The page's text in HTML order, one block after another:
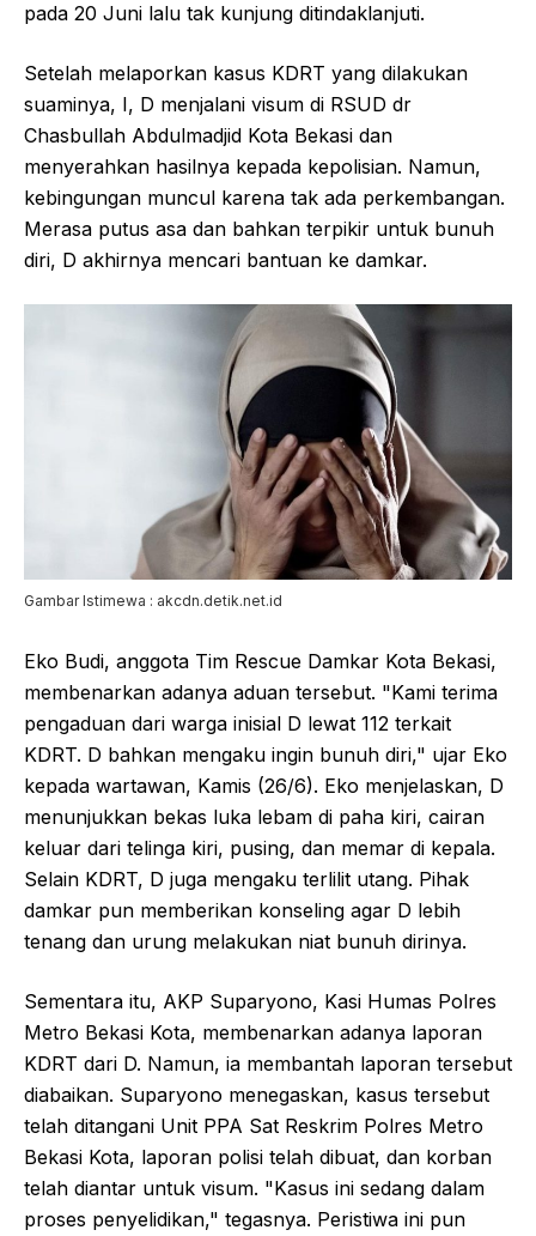
pada 20 Juni lalu tak kunjung ditindaklanjuti.
Setelah melaporkan kasus KDRT yang dilakukan
suaminya, I, D menjalani visum di RSUD dr
Chasbullah Abdulmadjid Kota Bekasi dan
menyerahkan hasilnya kepada kepolisian. Namun,
kebingungan muncul karena tak ada perkembangan.
Merasa putus asa dan bahkan terpikir untuk bunuh
diri, D akhirnya mencari bantuan ke damkar.
Gambar Istimewa : akcdn.detik.net.id
Eko Budi, anggota Tim Rescue Damkar Kota Bekasi,
membenarkan adanya aduan tersebut. "Kami terima
pengaduan dari warga inisial D lewat 112 terkait
KDRT. D bahkan mengaku ingin bunuh diri," ujar Eko
kepada wartawan, Kamis (26/6). Eko menjelaskan, D
menunjukkan bekas luka lebam di paha kiri, cairan
keluar dari telinga kiri, pusing, dan memar di kepala.
Selain KDRT, D juga mengaku terlilit utang. Pihak
damkar pun memberikan konseling agar D lebih
tenang dan urung melakukan niat bunuh dirinya.
Sementara itu, AKP Suparyono, Kasi Humas Polres
Metro Bekasi Kota, membenarkan adanya laporan
KDRT dari D. Namun, ia membantah laporan tersebut
diabaikan. Suparyono menegaskan, kasus tersebut
telah ditangani Unit PPA Sat Reskrim Polres Metro
Bekasi Kota, laporan polisi telah dibuat, dan korban
telah diantar untuk visum. "Kasus ini sedang dalam
proses penyelidikan," tegasnya. Peristiwa ini pun